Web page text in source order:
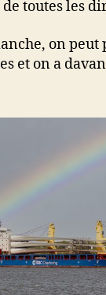
toutes les
on peut
et on a